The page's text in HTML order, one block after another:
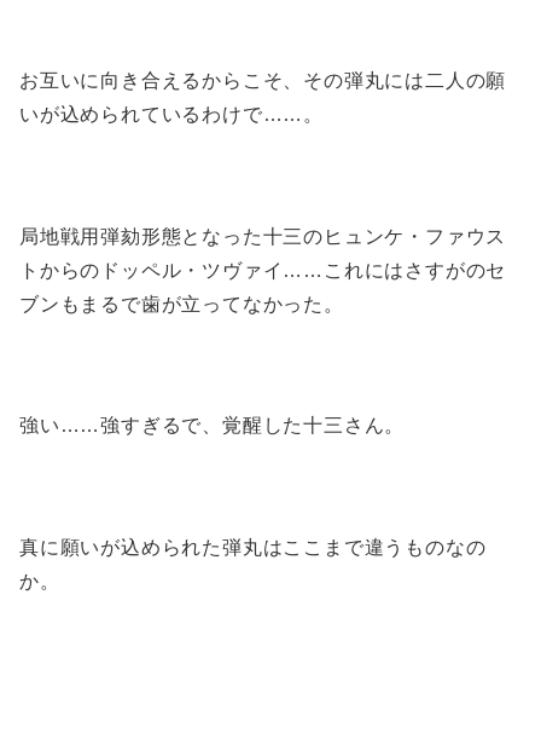
お互いに向き合えるからこそ、その弾丸には二人の願
いが込められているわけで……。
局地戦用弾劾形態となった十三のヒュンケ・ファウス
トからのドッペル・ツヴァイ……これにはさすがのセ
ブンもまるで歯が立ってなかった。
強い……強すぎるで、覚醒した十三さん。
真に願いが込められた弾丸はここまで違うものなの
か。